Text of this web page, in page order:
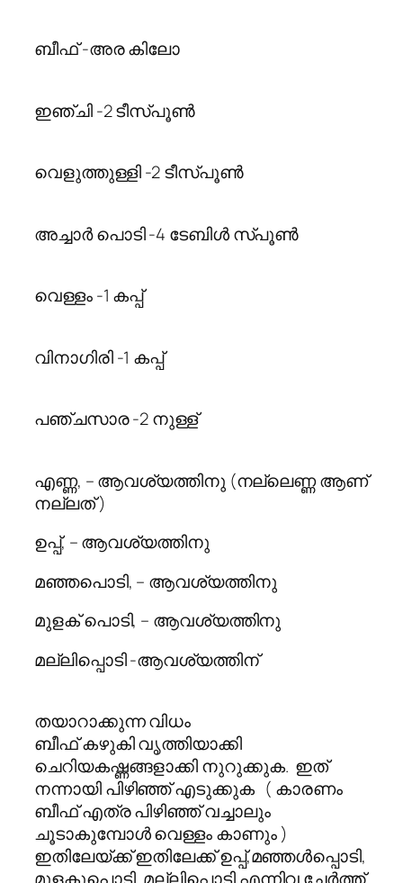
ബീഫ് -അര കിലോ
ഇഞ്ചി -2 ടീസ്പൂൺ
വെളുത്തുള്ളി -2 ടീസ്പൂൺ
അച്ചാർ പൊടി -4 ടേബിൾ സ്പൂൺ
വെള്ളം -1 കപ്പ്
വിനാഗിരി -1 കപ്പ്
പഞ്ചസാര -2 നുള്ള്
എണ്ണ, – ആവശ്യത്തിനു (നല്ലെണ്ണ ആണ്
നല്ലത് )
ഉപ്പ്, – ആവശ്യത്തിനു
മഞ്ഞപൊടി, – ആവശ്യത്തിനു
മുളക് പൊടി, – ആവശ്യത്തിനു
മല്ലിപ്പൊടി -ആവശ്യത്തിന്
തയാറാക്കുന്ന വിധം
ബീഫ് കഴുകി വൃത്തിയാക്കി
ചെറിയകഷ്ണങ്ങളാക്കി നുറുക്കുക. ഇത്
നന്നായി പിഴിഞ്ഞ് എടുക്കുക ( കാരണം
ബീഫ് എത്ര പിഴിഞ്ഞ് വച്ചാലും
ചൂടാകുമ്പോള്‍ വെള്ളം കാണും )
ഇതിലേയ്ക്ക് ഇതിലേക്ക് ഉപ്പ്,മഞ്ഞൾപ്പൊടി,